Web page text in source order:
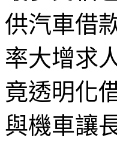
供汽車借
率大增求
竟透明化
與機車讓